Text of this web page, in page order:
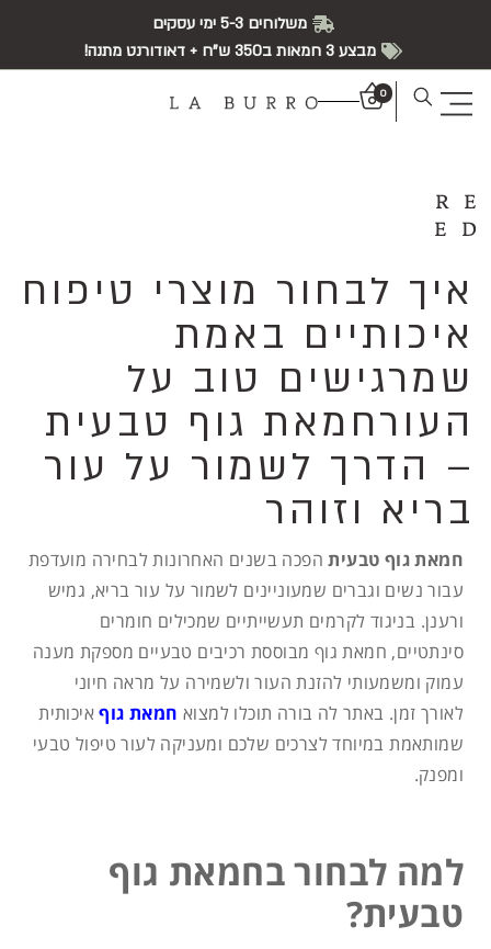
משלוחים 5-3 ימי עסקים
מבצע 3 חמאות ב350 ש"ח + דאודורנט מתנה!
0
RE
ED
איך לבחור מוצרי טיפוח
איכותיים באמת
שמרגישים טוב על
העורחמאת גוף טבעית
– הדרך לשמור על עור
בריא וזוהר
חמאת גוף טבעיתהפכה בשנים האחרונות לבחירה מועדפת
עבור נשים וגברים שמעוניינים לשמור על עור בריא, גמיש
ורענן. בניגוד לקרמים תעשייתיים שמכילים חומרים
סינתטיים, חמאת גוף מבוססת רכיבים טבעיים מספקת מענה
עמוק ומשמעותי להזנת העור ולשמירה על מראה חיוני
לאורך זמן. באתר לה בורה תוכלו למצוא חמאת גוףאיכותית
שמותאמת במיוחד לצרכים שלכם ומעניקה לעור טיפול טבעי
ומפנק.
למה לבחור בחמאת גוף
טבעית?